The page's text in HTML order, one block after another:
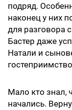
подряд.
наконец у них
для разговора
Бастер даже
Натали и
Мало кто знал,
начались.